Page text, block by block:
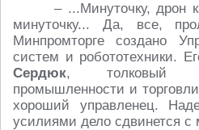
– ...Минуточку, дрон
минуточку... Да, все,
Минпромторге создано
систем и робототехники.
Сердюк, толковый
промышленности и торговли
хороший управленец.
усилиями дело сдвинется с